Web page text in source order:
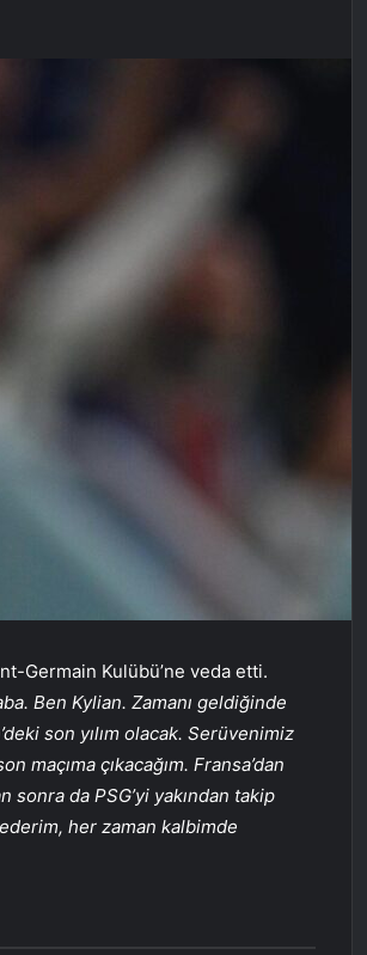
Germain Kulübü’ne veda etti.
Ben Kylian. Zamanı geldiğinde
son yılım olacak. Serüvenimiz
maçıma çıkacağım. Fransa’dan
sonra da PSG’yi yakından takip
her zaman kalbimde